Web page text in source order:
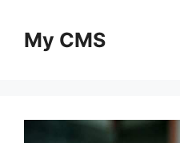
contentMy CMS